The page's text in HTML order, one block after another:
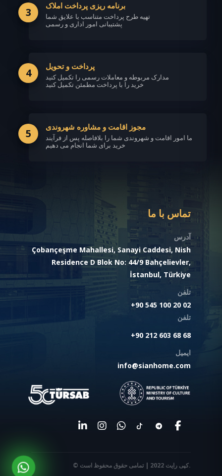
3 برنامه ریزی پرداخت املاک
تهیه طرح پرداخت متناسب با علایق شما
پشتیبانی امور اداری و رسمی
4 پرداخت و تحویل
مدارک مربوطه و معاملات رسمی را تکمیل کنید
خرید را با پرداخت مطمئن تکمیل کنید
5 مجوز اقامت و مشاوره شهروندی
ما امور اقامت و شهروندی شما را بلافاصله پس از فرآیند
خرید برای شما انجام می دهیم
تماس با ما
آدرس
Çobançeşme Mahallesi, Sanayi Caddesi, Nish
Residence D Blok No: 44/9 Bahçelievler,
İstanbul, Türkiye
تلفن
+90 545 100 20 02
تلفن
+90 212 603 68 68
ایمیل
info@sianhome.com
© کپی رایت 2022 | تمامی حقوق محفوظ است.